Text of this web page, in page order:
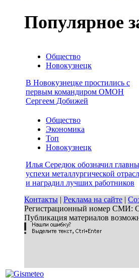
Популярное
Общество
Новокузнецк
В Новокузнецке простились с
первым командиром ОМОН
Сергеем Добижей
Общество
Экономика
Топ
Новокузнецк
Илья Середюк обозначил
успехи металлургической
и наградил лучших работников
Контакты | Реклама на сайте |
Регистрационный номер СМИ:
Публикация материалов